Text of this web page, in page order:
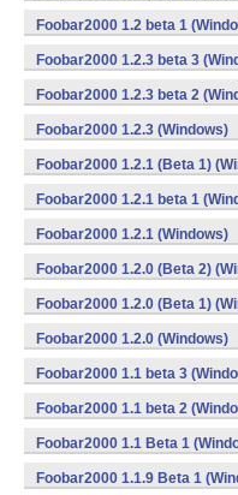
Foobar2000 1.2 beta 1
Foobar2000 1.2.3 beta 3
Foobar2000 1.2.3 beta 2
Foobar2000 1.2.3 (Windows)
Foobar2000 1.2.1 (Beta 1)
Foobar2000 1.2.1 beta 1
Foobar2000 1.2.1 (Windows)
Foobar2000 1.2.0 (Beta 2)
Foobar2000 1.2.0 (Beta 1)
Foobar2000 1.2.0 (Windows)
Foobar2000 1.1 beta 3
Foobar2000 1.1 beta 2
Foobar2000 1.1 Beta 1
Foobar2000 1.1.9 Beta 1